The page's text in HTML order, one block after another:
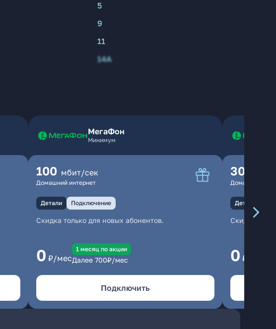
5
9
11
14А
МегаФон
Минимум
100 мбит/сек
Домашний интернет
Детали Подключение
Скидка только для новых абонентов.
0 ₽/мес
1 месяц по акции
Далее 700₽/мес
Подключить
300
Домашний
Детали
Скидка
0 ₽/мес